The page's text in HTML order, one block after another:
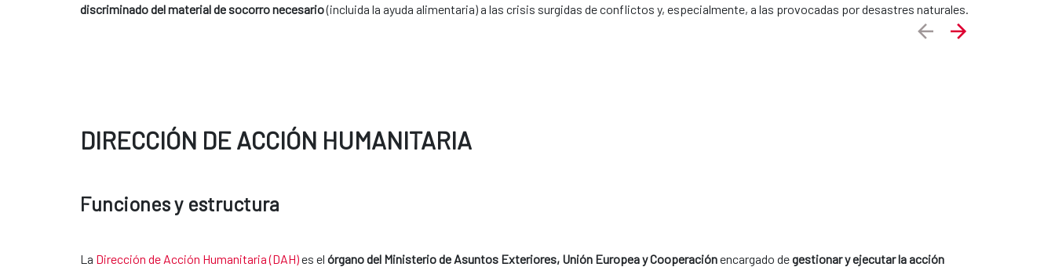
discriminado del material de socorro necesario(incluida la ayuda alimentaria) a las crisis surgidas de conflictos y, especialmente, a las provocadas por desastres naturales.
DIRECCIÓN DE ACCIÓN HUMANITARIA
Funciones y estructura
La Dirección de Acción Humanitaria (DAH)es el órgano del Ministerio de Asuntos Exteriores, Unión Europea y Cooperaciónencargado degestionar y ejecutar la acción